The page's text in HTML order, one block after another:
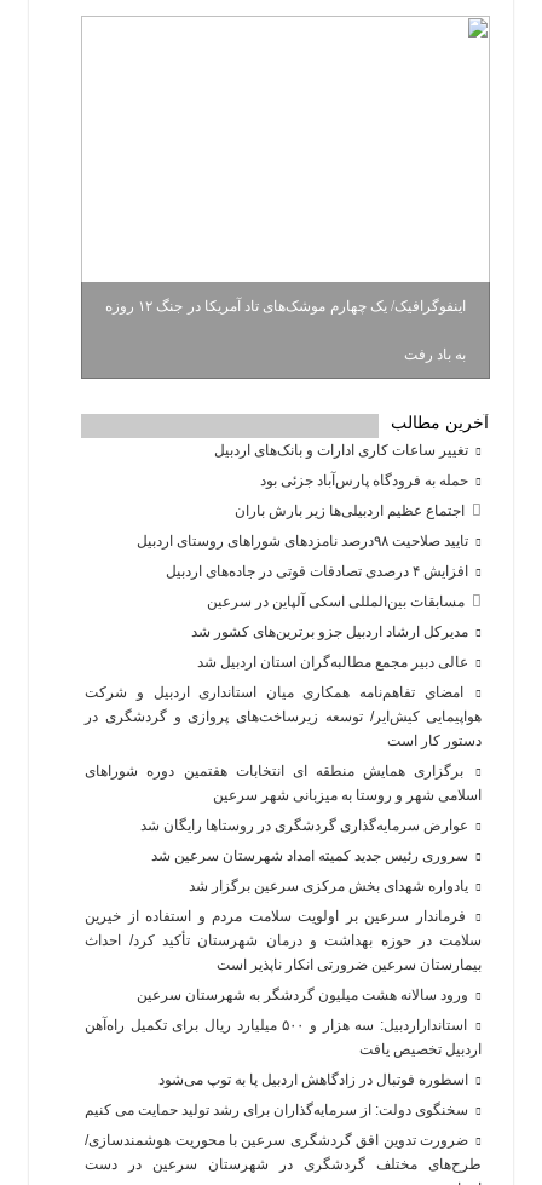
اینفوگرافیک/ یک چهارم موشک‌های تاد آمریکا در جنگ ۱۲ روزه
به باد رفت
آخرین مطالب
تغییر ساعات کاری ادارات و بانک‌های اردبیل
حمله به فرودگاه پارس‌‌آباد جزئی بود
اجتماع عظیم اردبیلی‌ها زیر بارش باران
تایید صلاحیت ۹۸درصد نامزدهای شوراهای روستای اردبیل
افزایش ۴ درصدی تصادفات فوتی در جاده‌های اردبیل
مسابقات بین‌المللی اسکی آلپاین در سرعین
مدیرکل ارشاد اردبیل جزو برترین‌های کشور شد
عالی دبیر مجمع مطالبه‌گران استان اردبیل شد
امضای تفاهم‌نامه همکاری میان استانداری اردبیل و شرکت
هواپیمایی کیش‌ایر/ توسعه زیرساخت‌های پروازی و گردشگری در
دستور کار است
برگزاری همایش منطقه ای انتخابات هفتمین دوره شوراهای
اسلامی شهر و روستا به میزبانی شهر سرعین
عوارض سرمایه‌گذاری گردشگری در روستاها رایگان شد
سروری رئیس جدید کمیته امداد شهرستان سرعین شد
یادواره شهدای بخش مرکزی سرعین برگزار شد
فرماندار سرعین بر اولویت سلامت مردم و استفاده از خیرین
سلامت در حوزه بهداشت و درمان شهرستان تأکید کرد/ احداث
بیمارستان سرعین ضرورتی انکار ناپذیر است
ورود سالانه هشت میلیون گردشگر به شهرستان سرعین
استانداراردبیل: سه هزار و ۵۰۰ میلیارد ریال برای تکمیل راه‌آهن
اردبیل تخصیص یافت
اسطوره فوتبال در زادگاهش اردبیل پا به توپ می‌شود
سخنگوی دولت: از سرمایه‌گذاران برای رشد تولید حمایت می کنیم
ضرورت تدوین افق گردشگری سرعین با محوریت هوشمندسازی/
طرح‌های مختلف گردشگری در شهرستان سرعین در دست